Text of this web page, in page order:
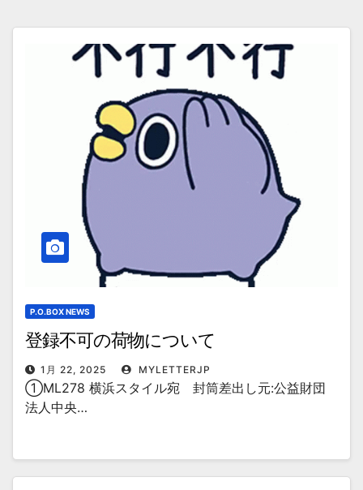
P.O.BOX NEWS
登録不可の荷物について
1月 22, 2025 MYLETTERJP
①ML278 横浜スタイル宛 封筒差出し元:公益財団
法人中央…